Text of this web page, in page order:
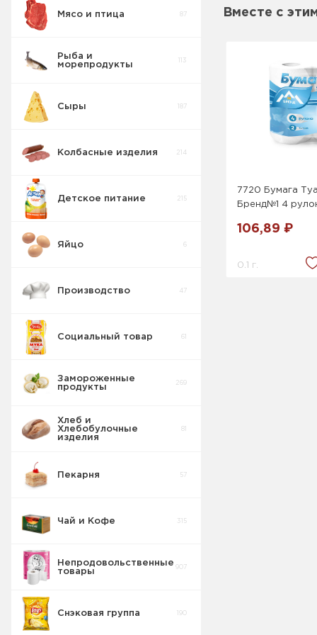
Мясо и птица 87
Рыба и
морепродукты
113
Сыры 187
Колбасные изделия 214
Детское питание 215
Яйцо 6
Производство 47
Социальный товар 61
Замороженные
продукты
269
Хлеб и
Хлебобулочные
изделия
81
Пекарня 57
Чай и Кофе 315
Непродовольственные
товары
907
Пакеты для
Снэковая группа 190
Вместе с
7720 Бумага
Бренд№1 4
106,89 ₽
0.1 г.